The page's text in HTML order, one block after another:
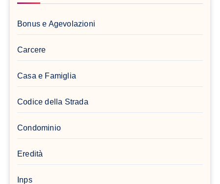
Bonus e Agevolazioni
Carcere
Casa e Famiglia
Codice della Strada
Condominio
Eredità
Inps